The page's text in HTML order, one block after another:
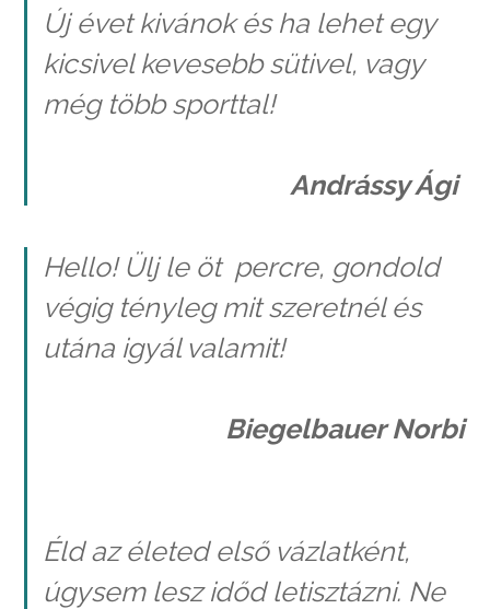
Új évet kivánok és ha lehet egy
kicsivel kevesebb sütivel, vagy
még több sporttal!
Andrássy Ági
Hello! Ülj le öt percre, gondold
végig tényleg mit szeretnél és
utána igyál valamit!
Biegelbauer Norbi
Éld az életed első vázlatként,
úgysem lesz időd letisztázni. Ne